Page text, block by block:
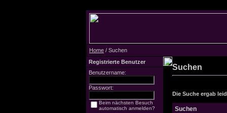
Home / Suchen
Registrierte Benutzer
Benutzername:
Passwort:
Beim nächsten Besuch
automatisch anmelden?
Suchen
Die Suche ergab
Suchen